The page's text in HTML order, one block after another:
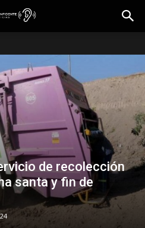
de recolección
santa y fin de